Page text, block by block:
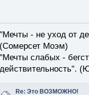
"Мечты - не уход от
(Сомерсет Моэм)
"Мечты слабых -
действительность".
Re: Это ВОЗМОЖНО!